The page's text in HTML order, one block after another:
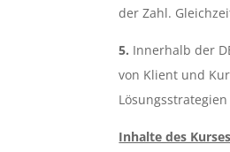
der Zahl.
5. Innerhalb der
von Klient und
Inhalte des Kurses